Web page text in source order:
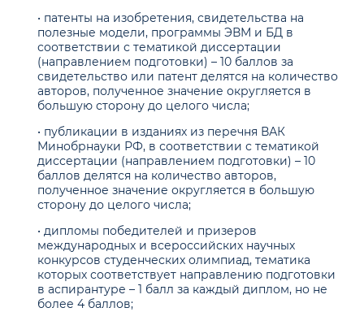
• патенты на изобретения, свидетельства на
полезные модели, программы ЭВМ и БД в
соответствии с тематикой диссертации
(направлением подготовки) – 10 баллов за
свидетельство или патент делятся на количество
авторов, полученное значение округляется в
большую сторону до целого числа;
• публикации в изданиях из перечня ВАК
Минобрнауки РФ, в соответствии с тематикой
диссертации (направлением подготовки) – 10
баллов делятся на количество авторов,
полученное значение округляется в большую
сторону до целого числа;
• дипломы победителей и призеров
международных и всероссийских научных
конкурсов студенческих олимпиад, тематика
которых соответствует направлению подготовки
в аспирантуре – 1 балл за каждый диплом, но не
более 4 баллов;